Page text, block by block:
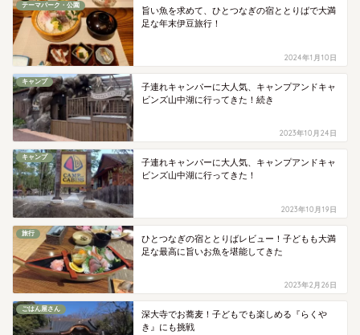
テーマパーク・公園
旨い魚を求めて、ひとつなぎの宿ととりばで大満
足な年末伊豆旅行！
2024年1月10日
キャンプ
子連れキャンパーに大人気、キャンプアンドキャ
ビンズ山中湖に行ってきた！続き
2023年10月24日
キャンプ
子連れキャンパーに大人気、キャンプアンドキャ
ビンズ山中湖に行ってきた！
2023年10月19日
旅行
ひとつなぎの宿ととりばレビュー！子どもも大満
足な最高に旨いお魚を堪能してきた
2023年2月26日
ごはん屋さん
深大寺でお蕎麦！子どもでも楽しめる『らくや
き』にも挑戦